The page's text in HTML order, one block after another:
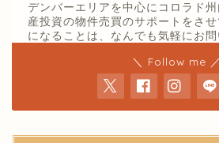
デンバーエリアを中心にコロラド
産投資の物件売買のサポートをさ
になることは、なんでも気軽にお問
＼ Follow me ／